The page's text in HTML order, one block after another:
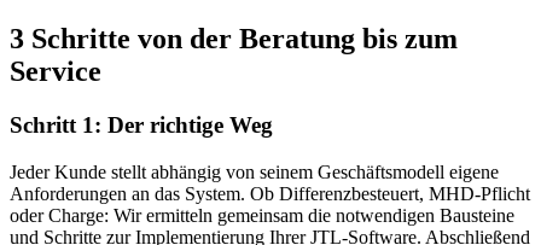
3 Schritte von der Beratung bis zum
Service
Schritt 1: Der richtige Weg
Jeder Kunde stellt abhängig von seinem Geschäftsmodell eigene
Anforderungen an das System. Ob Differenzbesteuert, MHD-Pflicht
oder Charge: Wir ermitteln gemeinsam die notwendigen Bausteine
und Schritte zur Implementierung Ihrer JTL-Software. Abschließend